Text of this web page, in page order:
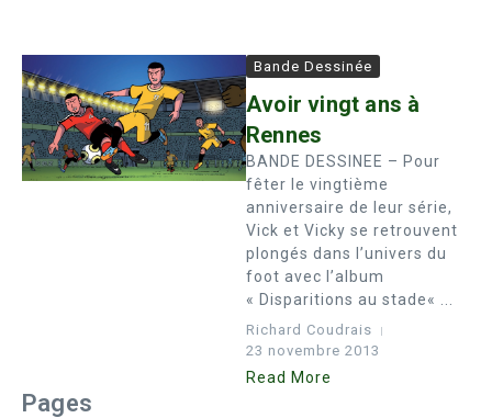
Bande Dessinée
Avoir vingt ans à
Rennes
BANDE DESSINEE – Pour
fêter le vingtième
anniversaire de leur série,
Vick et Vicky se retrouvent
plongés dans l’univers du
foot avec l’album
« Disparitions au stade« ...
Richard Coudrais
23 novembre 2013
Read More
Pages